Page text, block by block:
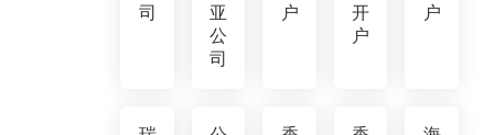
司
亚
公
司
户
开
户
户